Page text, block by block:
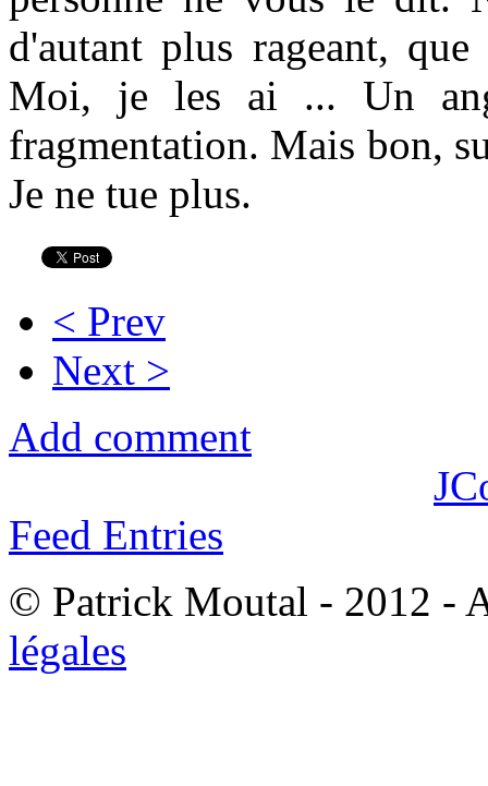
d'autant plus rageant,
Moi, je les ai ... Un
fragmentation. Mais bon,
Je ne tue plus.
< Prev
Next >
Add comment
Feed Entries
© Patrick Moutal - 2012 -
légales